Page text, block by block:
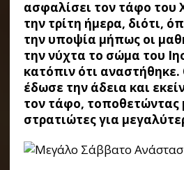
ασφαλίσει τον τάφο του
την τρίτη ήμερα, διότι,
την υποψία μήπως οι
την νύχτα το σώμα του
κατόπιν ότι
έδωσε την άδεια και
τον τάφο,
στρατιώτες για